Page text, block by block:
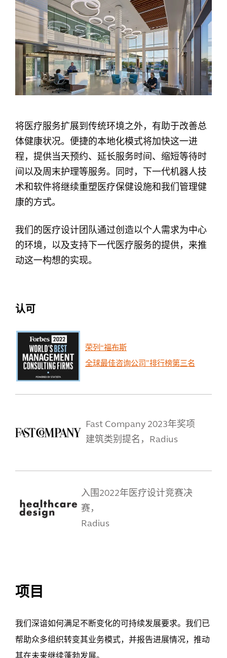
将医疗服务扩展到传统环境之外，有助于改善总
体健康状况。便捷的本地化模式将加快这一进
程，提供当天预约、延长服务时间、缩短等待时
间以及周末护理等服务。同时，下一代机器人技
术和软件将继续重塑医疗保健设施和我们管理健
康的方式。
我们的医疗设计团队通过创造以个人需求为中心
的环境，以及支持下一代医疗服务的提供，来推
动这一构想的实现。
认可
荣列“福布斯
全球最佳咨询公司”排行榜第三名
Fast Company 2023年奖项
建筑类别提名，Radius
入围2022年医疗设计竞赛决
赛，
Radius
项目
我们深谙如何满足不断变化的可持续发展要求。我们已
帮助众多组织转变其业务模式，并报告进展情况，推动